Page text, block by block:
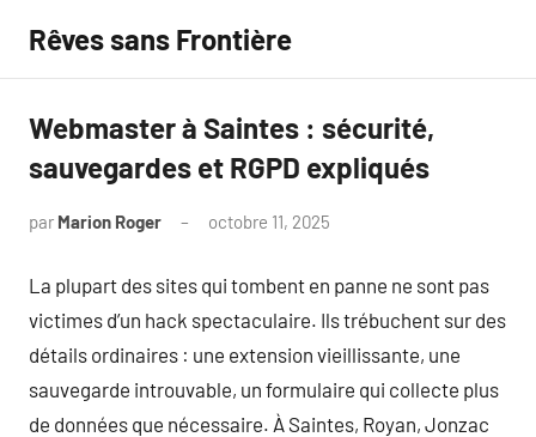
contenu
Rêves sans Frontière
Webmaster à Saintes : sécurité,
sauvegardes et RGPD expliqués
par Marion Roger octobre 11, 2025
La plupart des sites qui tombent en panne ne sont pas
victimes d’un hack spectaculaire. Ils trébuchent sur des
détails ordinaires : une extension vieillissante, une
sauvegarde introuvable, un formulaire qui collecte plus
de données que nécessaire. À Saintes, Royan, Jonzac